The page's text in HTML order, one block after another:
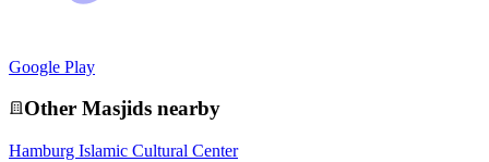
Google Play
Other Masjids nearby
Hamburg Islamic Cultural Center